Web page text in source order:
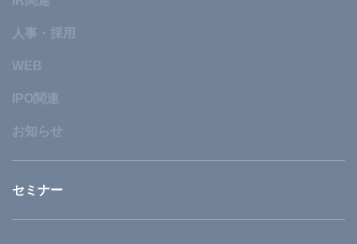
人事・採用
WEB
IPO関連
お知らせ
セミナー